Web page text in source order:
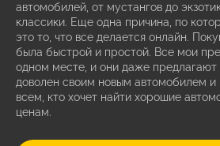
автомобилей, от мустангов до
классики. Еще одна причина, по
это то, что все делается онлайн.
была быстрой и простой. Все мои
одном месте, и они даже предлагают
доволен своим новым автомобилем
всем, кто хочет найти хорошие
ценам.